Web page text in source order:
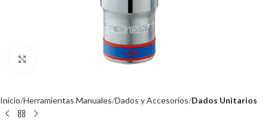
Inicio Herramientas Manuales Dados y Accesorios Dados Unitarios